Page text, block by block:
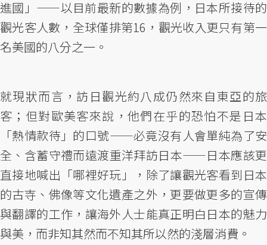
進國」——以目前最新的數據為例，日本所接待的
觀光客人數，全球僅排第16，觀光收入更只有第一
名美國的八分之一。
就現狀而言，訪日觀光約八成仍然來自東亞的旅
客；但對歐美客來說，他們在乎的恐怕不是日本
「熱情款待」的口號——必竟沒有人會單純為了安
全、含蓄守禮而遠渡重洋拜訪日本——日本應該更
直接地喊出「哪裡好玩」，除了讓觀光客看到日本
的古寺、佛像等文化遺產之外，更要做更多的宣傳
與翻譯的工作，讓海外人士能真正明白日本的魅力
與美，而非知其然而不知其所以然的淺層消費。